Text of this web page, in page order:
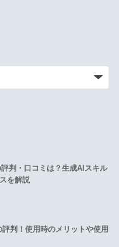
判・口コミは？生成AIスキル
を解説
評判！使用時のメリットや使用